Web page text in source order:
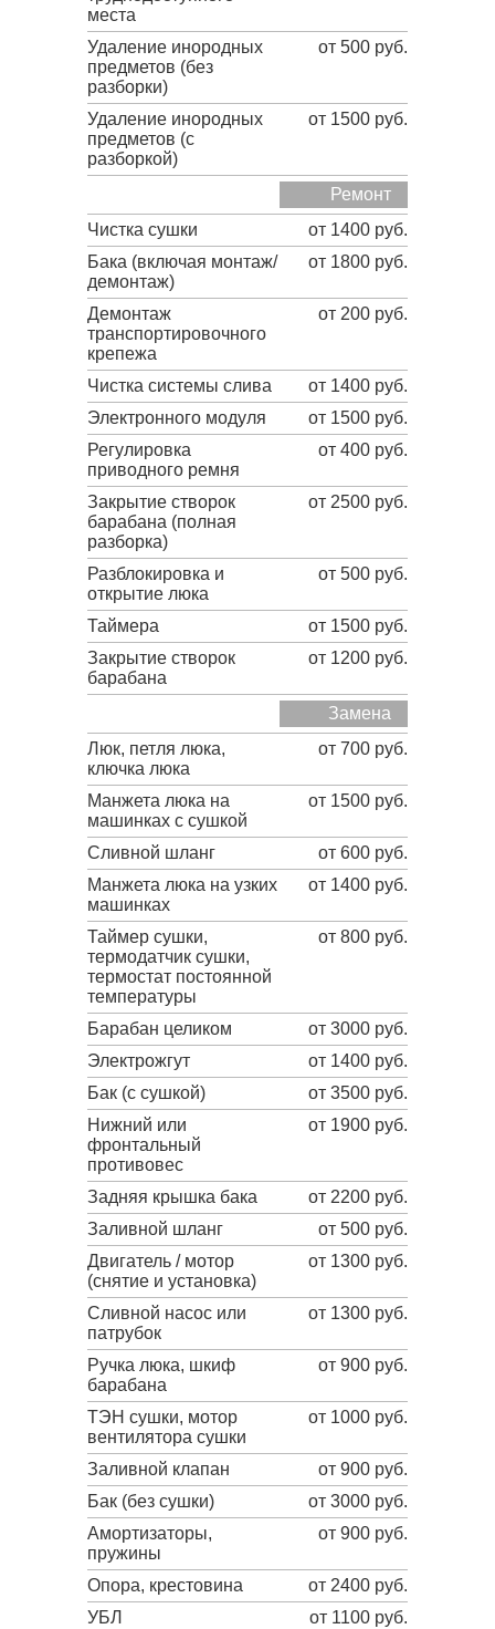
места
Удаление инородных
предметов (без
разборки)
от 500 руб.
Удаление инородных
предметов (с
разборкой)
от 1500 руб.
Ремонт
Чистка сушки
от 1400 руб.
Бака (включая монтаж/
демонтаж)
от 1800 руб.
Демонтаж
транспортировочного
крепежа
от 200 руб.
Чистка системы слива
от 1400 руб.
Электронного модуля
от 1500 руб.
Регулировка
приводного ремня
от 400 руб.
Закрытие створок
барабана (полная
разборка)
от 2500 руб.
Разблокировка и
открытие люка
от 500 руб.
Таймера
от 1500 руб.
Закрытие створок
барабана
от 1200 руб.
Замена
Люк, петля люка,
ключка люка
от 700 руб.
Манжета люка на
машинках с сушкой
от 1500 руб.
Сливной шланг
от 600 руб.
Манжета люка на узких
машинках
от 1400 руб.
Таймер сушки,
термодатчик сушки,
термостат постоянной
температуры
от 800 руб.
Барабан целиком
от 3000 руб.
Электрожгут
от 1400 руб.
Бак (с сушкой)
от 3500 руб.
Нижний или
фронтальный
противовес
от 1900 руб.
Задняя крышка бака
от 2200 руб.
Заливной шланг
от 500 руб.
Двигатель / мотор
(снятие и установка)
от 1300 руб.
Сливной насос или
патрубок
от 1300 руб.
Ручка люка, шкиф
барабана
от 900 руб.
ТЭН сушки, мотор
вентилятора сушки
от 1000 руб.
Заливной клапан
от 900 руб.
Бак (без сушки)
от 3000 руб.
Амортизаторы,
пружины
от 900 руб.
Опора, крестовина
от 2400 руб.
УБЛ
от 1100 руб.